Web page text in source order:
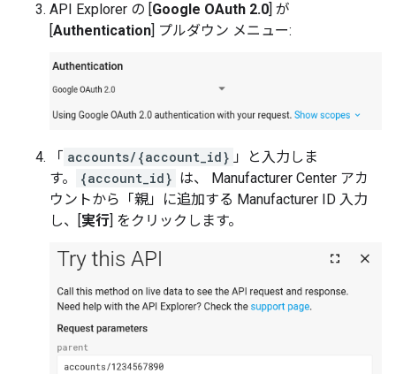
API Explorer の [ Google OAuth 2.0 ] が
Authentication ] プルダウン メニュー:
「 accounts/{account_id} 」と入力しま
す。
{account_id} は、 Manufacturer Center アカ
ウントから「親」に追加する Manufacturer ID 入力
し、[実行] をクリックします。